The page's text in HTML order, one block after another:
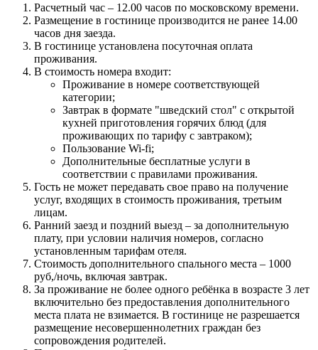
Расчетный час – 12.00 часов по московскому времени.
Размещение в гостинице производится не ранее 14.00
часов дня заезда.
В гостинице установлена посуточная оплата
проживания.
В стоимость номера входит:
Проживание в номере соответствующей
категории;
Завтрак в формате "шведский стол" с открытой
кухней приготовления горячих блюд (для
проживающих по тарифу с завтраком);
Пользование Wi-fi;
Дополнительные бесплатные услуги в
соответствии с правилами проживания.
Гость не может передавать свое право на получение
услуг, входящих в стоимость проживания, третьим
лицам.
Ранний заезд и поздний выезд – за дополнительную
плату, при условии наличия номеров, согласно
установленным тарифам отеля.
Стоимость дополнительного спального места – 1000
руб,/ночь, включая завтрак.
За проживание не более одного ребёнка в возрасте 3 лет
включительно без предоставления дополнительного
места плата не взимается. В гостинице не разрешается
размещение несовершеннолетних граждан без
сопровождения родителей.